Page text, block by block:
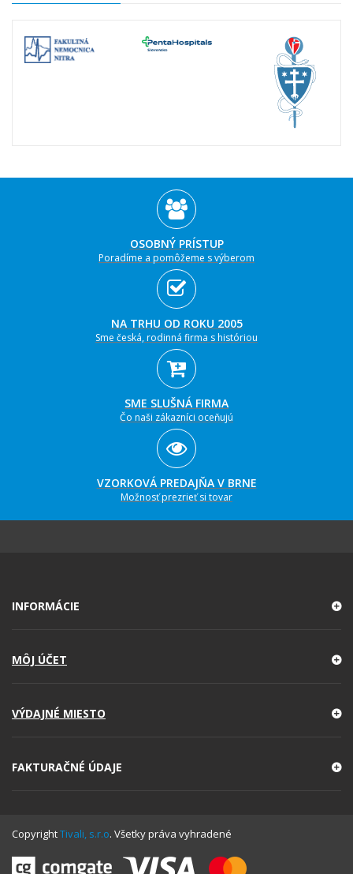
OSOBNÝ PRÍSTUP
Poradíme a pomôžeme s výberom
NA TRHU OD ROKU 2005
Sme česká, rodinná firma s históriou
SME SLUŠNÁ FIRMA
Čo naši zákazníci oceňujú
VZORKOVÁ PREDAJŇA V BRNE
Možnosť prezrieť si tovar
INFORMÁCIE
MÔJ ÚČET
VÝDAJNÉ MIESTO
FAKTURAČNÉ ÚDAJE
CopyrightTivali, s.r.o. Všetky práva vyhradené